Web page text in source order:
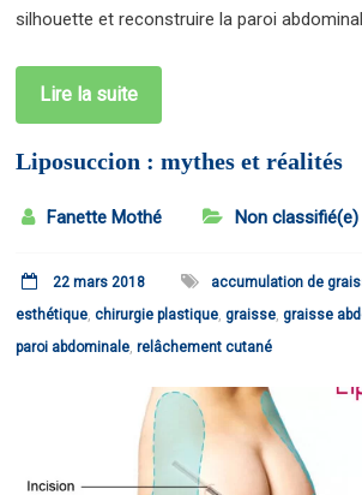
silhouette et reconstruire la paroi
Lire la suite
Liposuccion : mythes et réalités
Fanette Mothé Non classifié(e)
22 mars 2018 accumulation de
esthétique,chirurgie plastique,graisse,graisse
paroi abdominale,relâchement cutané